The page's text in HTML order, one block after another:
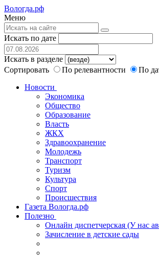
Вологда.рф
Меню
Искать по дате
Искать в разделе
Сортировать
По релевантности
По
Новости
Экономика
Общество
Образование
Власть
ЖКХ
Здравоохранение
Молодежь
Транспорт
Туризм
Культура
Спорт
Происшествия
Газета Вологда.рф
Полезно
Онлайн диспетчерская (У нас
Зачисление в детские сады